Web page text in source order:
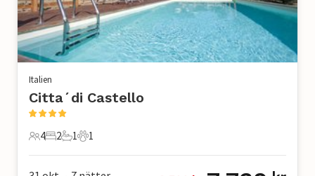
Italien
Citta´di Castello
4 Gäster
4
2 Sovrum
2
1 Badrum
1
1 Husdjur
1